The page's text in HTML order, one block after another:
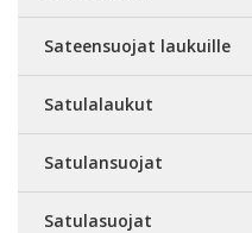
Sateensuojat laukuille
Satulalaukut
Satulansuojat
Satulasuojat